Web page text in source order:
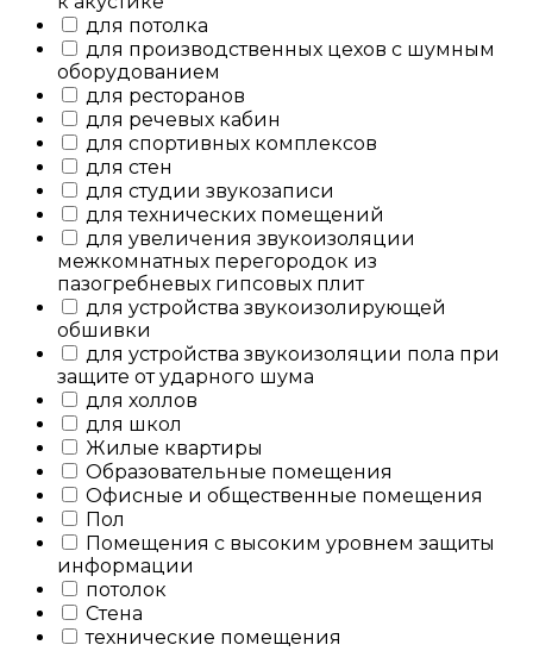
для потолка
для производственных цехов с шумным
оборудованием
для ресторанов
для речевых кабин
для спортивных комплексов
для стен
для студии звукозаписи
для технических помещений
для увеличения звукоизоляции
межкомнатных перегородок из
пазогребневых гипсовых плит
для устройства звукоизолирующей
обшивки
для устройства звукоизоляции пола при
защите от ударного шума
для холлов
для школ
Жилые квартиры
Образовательные помещения
Офисные и общественные помещения
Пол
Помещения с высоким уровнем защиты
информации
потолок
Стена
технические помещения